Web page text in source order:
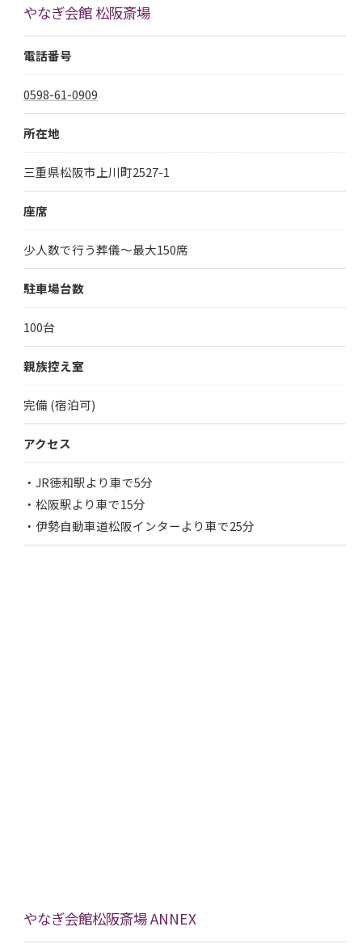
やなぎ会館 松阪斎場
電話番号
0598-61-0909
所在地
三重県松阪市上川町2527-1
座席
少人数で行う葬儀～最大150席
駐車場台数
100台
親族控え室
完備 (宿泊可)
アクセス
・JR徳和駅より車で5分
・松阪駅より車で15分
・伊勢自動車道松阪インターより車で25分
やなぎ会館松阪斎場 ANNEX